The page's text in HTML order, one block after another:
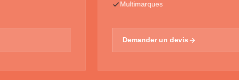
Multimarques
Demander un devis